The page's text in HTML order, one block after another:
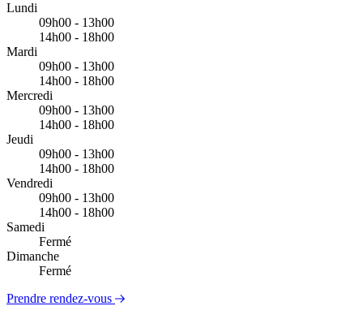
Lundi
09h00 - 13h00
14h00 - 18h00
Mardi
09h00 - 13h00
14h00 - 18h00
Mercredi
09h00 - 13h00
14h00 - 18h00
Jeudi
09h00 - 13h00
14h00 - 18h00
Vendredi
09h00 - 13h00
14h00 - 18h00
Samedi
Fermé
Dimanche
Fermé
Prendre rendez-vous